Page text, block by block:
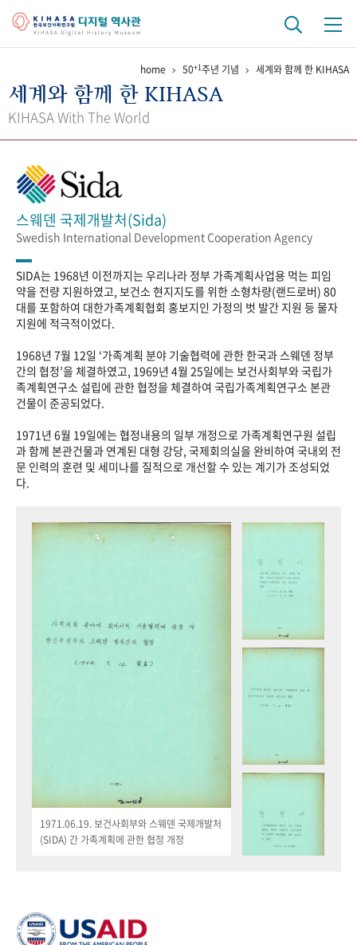
걸어온 길 기관 변천사 역대 기관장
정책과 연구 키워드로 보는 연구 역사
간행물 변천사
기록물 아카이브
사진 아카이브 문서 기록물 행정박물 영상 기록물
성과 50선 숫자로 보는 50년 50+1주년 광장
세계와 함께 한 KIHASA
VR 역사관
home 50+1주년 기념 세계와 함께 한 KIHASA
세계와 함께 한 KIHASA
KIHASA With The World
스웨덴 국제개발처(Sida)
Swedish International Development Cooperation Agency
SIDA는 1968년 이전까지는 우리나라 정부 가족계획사업용 먹는 피임
약을 전량 지원하였고, 보건소 현지지도를 위한 소형차량(랜드로버) 80
대를 포함하여 대한가족계획협회 홍보지인 가정의 벗 발간 지원 등 물자
지원에 적극적이었다.
1968년 7월 12일 ‘가족계획 분야 기술협력에 관한 한국과 스웨덴 정부
간의 협정’을 체결하였고, 1969년 4월 25일에는 보건사회부와 국립가
족계획연구소 설립에 관한 협정을 체결하여 국립가족계획연구소 본관
건물이 준공되었다.
1971년 6월 19일에는 협정내용의 일부 개정으로 가족계획연구원 설립
과 함께 본관건물과 연계된 대형 강당, 국제회의실을 완비하여 국내외 전
문 인력의 훈련 및 세미나를 질적으로 개선할 수 있는 계기가 조성되었
다.
1971.06.19. 보건사회부와 스웨덴 국제개발처
(SIDA) 간 가족계획에 관한 협정 개정